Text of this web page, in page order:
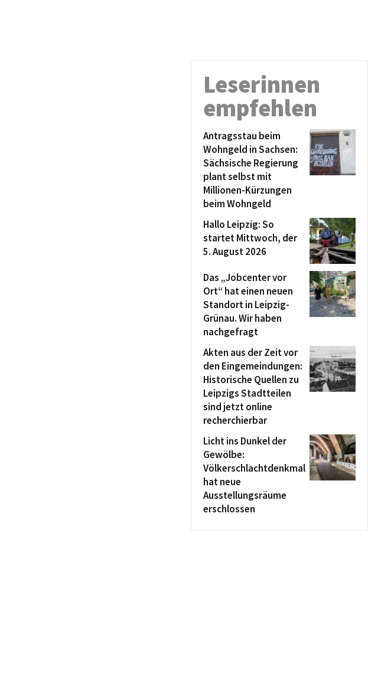
Leserinnen
empfehlen
Antragsstau beim
Wohngeld in Sachsen:
Sächsische Regierung
plant selbst mit
Millionen-Kürzungen
beim Wohngeld
Hallo Leipzig: So
startet Mittwoch, der
5. August 2026
Das „Jobcenter vor
Ort“ hat einen neuen
Standort in Leipzig-
Grünau. Wir haben
nachgefragt
Akten aus der Zeit vor
den Eingemeindungen:
Historische Quellen zu
Leipzigs Stadtteilen
sind jetzt online
recherchierbar
Licht ins Dunkel der
Gewölbe:
Völkerschlachtdenkmal
hat neue
Ausstellungsräume
erschlossen